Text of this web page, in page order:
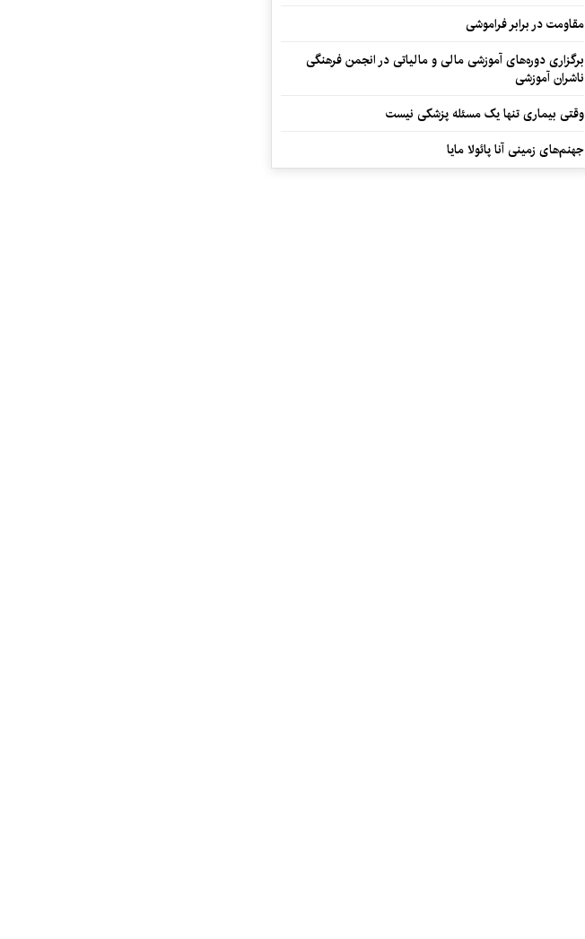
مقاومت در برابر فراموشی
برگزاری دوره‌های آموزشی مالی و مالیاتی در انجمن فرهنگی
ناشران آموزشی
وقتی بیماری تنها یک مسئله پزشکی نیست
جهنم‌های زمینی آنا پائولا مایا